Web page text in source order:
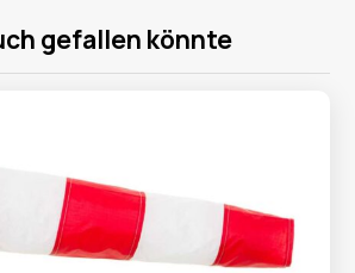
gefallen könnte